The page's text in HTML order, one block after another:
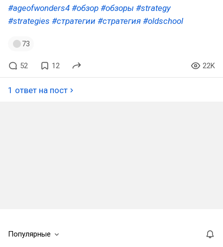
#ageofwonders4 #обзор #обзоры #strategy
#strategies #стратегии #стратегия #oldschool
73
52 12 22K
1 ответ на пост
Популярные